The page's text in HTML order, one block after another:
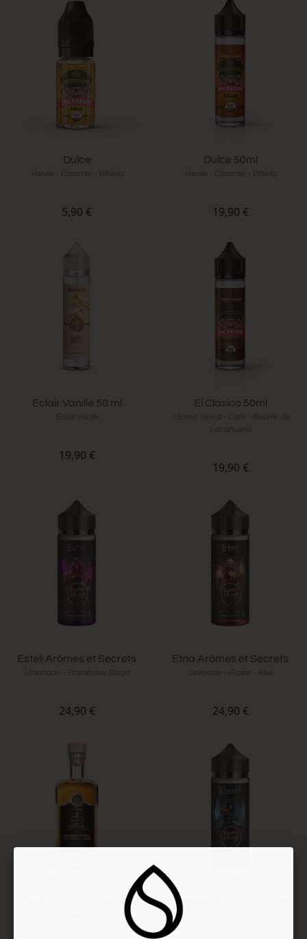
Dulce
5,90 €
Dulce 50ml
19,90 €
Eclair Vanille 50 ml
19,90 €
El Clasico 50ml
19,90 €
Esteli Arômes et Secrets
24,90 €
Etna Arômes et Secrets
24,90 €
Grand Dulce Reserve 200
Linzor Arômes et Secrets
Fruits des bois - Anis - Menthe